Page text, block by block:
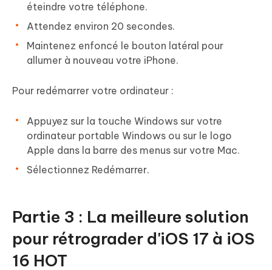
éteindre votre téléphone.
Attendez environ 20 secondes.
Maintenez enfoncé le bouton latéral pour
allumer à nouveau votre iPhone.
Pour redémarrer votre ordinateur :
Appuyez sur la touche Windows sur votre
ordinateur portable Windows ou sur le logo
Apple dans la barre des menus sur votre Mac.
Sélectionnez Redémarrer.
Partie 3 : La meilleure solution
pour rétrograder d'iOS 17 à iOS
16 HOT